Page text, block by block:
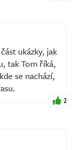
ukázky, jak
tak Tom říká,
se nachází,
2